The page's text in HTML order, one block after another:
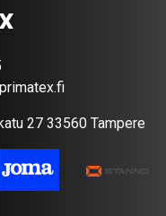
27 33560 Tampere